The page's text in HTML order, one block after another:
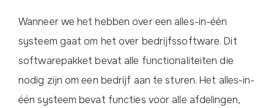
Wanneer we het hebben over een alles-in-één
systeem gaat om het over bedrijfssoftware. Dit
softwarepakket bevat alle functionaliteiten die
nodig zijn om een bedrijf aan te sturen. Het alles-in-
één systeem bevat functies voor alle afdelingen,